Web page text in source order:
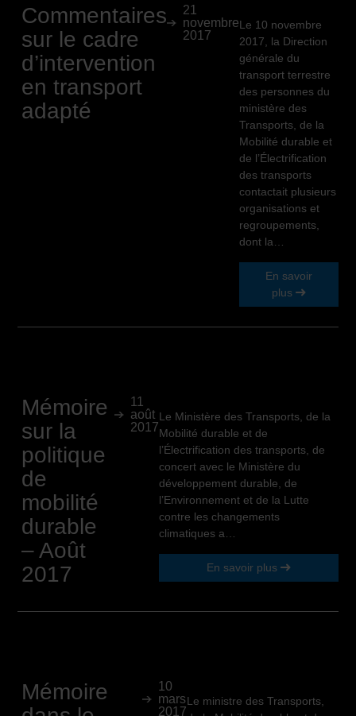
Commentaires
sur le cadre
d’intervention
en transport
adapté
21
novembre
2017
Le 10 novembre
2017, la Direction
générale du
transport terrestre
des personnes du
ministère des
Transports, de la
Mobilité durable et
de l’Électrification
des transports
contactait plusieurs
organisations et
regroupements,
dont la…
En savoir
plus
Mémoire
sur la
politique
de
mobilité
durable
– Août
2017
11
août
2017
Le Ministère des Transports, de la
Mobilité durable et de
l’Électrification des transports, de
concert avec le Ministère du
développement durable, de
l’Environnement et de la Lutte
contre les changements
climatiques a…
En savoir plus
Mémoire
10
mars
2017
Le ministre des Transports,